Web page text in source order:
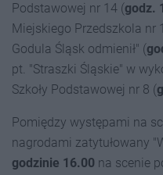
Podstawowej nr 14 (godz.
Miejskiego Przedszkola nr
Godula Śląsk odmienił" (
pt. "Straszki Śląskie" w
Szkoły Podstawowej nr 8 (
Pomiędzy występami na
nagrodami zatytułowany
godzinie 16.00 na scenie